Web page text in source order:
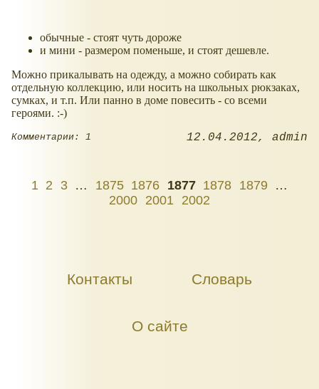
обычные - стоят чуть дороже
и мини - размером поменьше, и стоят дешевле.
Можно прикалывать на одежду, а можно собирать как
отдельную коллекцию, или носить на школьных рюкзаках,
сумках, и т.п. Или панно в доме повесить - со всеми
героями. :-)
Комментарии: 1 12.04.2012 admin
1 2 3 … 1875 1876 1877 1878 1879
…
2000 2001 2002
Контакты Словарь
О сайте